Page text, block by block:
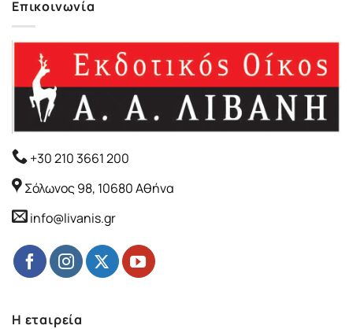
Επικοινωνία
+30 210 3661 200
Σόλωνος 98, 10680 Αθήνα
info@livanis.gr
Η εταιρεία